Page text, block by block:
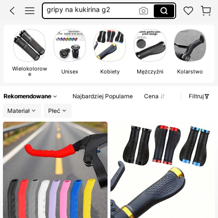
akcesoria do roweru
gripy na hamulce
Wielokolorow
e Unisex Kobiety Mężczyźni Kolarstwo
Rekomendowane Najbardziej Popularne Cena
Filtruj
Materiał
Płeć